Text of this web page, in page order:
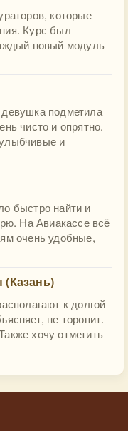
которые
Курс был
новый модуль
подметила
чисто и опрятно.
и
быстро найти и
На Авиакассе всё
очень удобные,
к долгой
не торопит.
хочу отметить